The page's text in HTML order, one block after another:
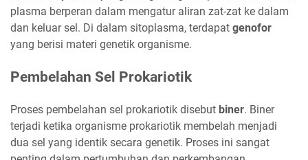
plasma berperan dalam mengatur aliran zat-zat ke dalam
dan keluar sel. Di dalam sitoplasma, terdapat genofor
yang berisi materi genetik organisme.
Pembelahan Sel Prokariotik
Proses pembelahan sel prokariotik disebut biner. Biner
terjadi ketika organisme prokariotik membelah menjadi
dua sel yang identik secara genetik. Proses ini sangat